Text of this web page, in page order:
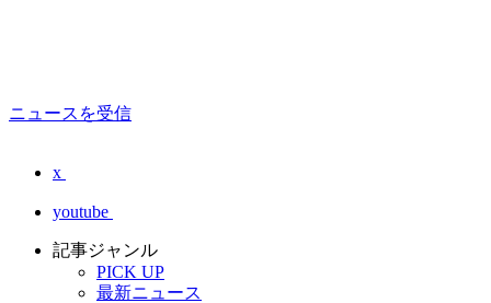
ニュースを受信
x
youtube
記事ジャンル
PICK UP
最新ニュース